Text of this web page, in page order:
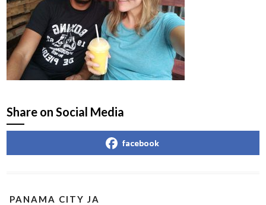
Share on Social Media
facebook
PANAMA CITY JA